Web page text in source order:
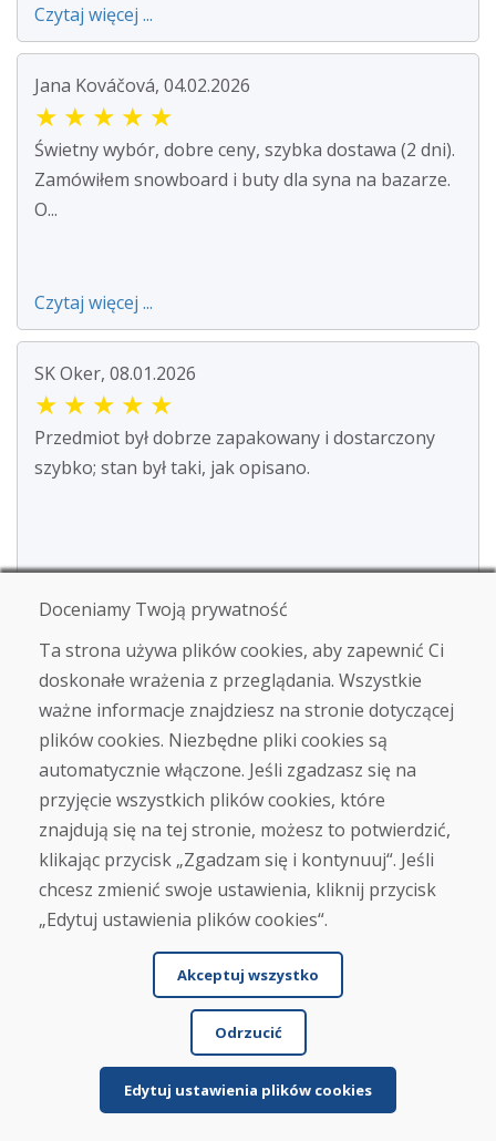
Czytaj więcej ...
Jana Kováčová, 04.02.2026
★ ★ ★ ★ ★
Świetny wybór, dobre ceny, szybka dostawa (2 dni).
Zamówiłem snowboard i buty dla syna na bazarze.
O...
Czytaj więcej ...
SK Oker, 08.01.2026
★ ★ ★ ★ ★
Przedmiot był dobrze zapakowany i dostarczony
szybko; stan był taki, jak opisano.
Jürgen Reinhard , 17.12.2025
★★★★★
Zamówiliśmy parę używanych nart i otrzymaliśmy
je w ciągu czterech dni roboczych. Narty są
Czytaj więcej ...
Napisz recenzję
★★
Doceniamy Twoją prywatność
Ta strona używa plików cookies, aby zapewnić Ci
doskonałe wrażenia z przeglądania. Wszystkie
ważne informacje znajdziesz na stronie dotyczącej
plików cookies. Niezbędne pliki cookies są
automatycznie włączone. Jeśli zgadzasz się na
przyjęcie wszystkich plików cookies, które
znajdują się na tej stronie, możesz to potwierdzić,
klikając przycisk „Zgadzam się i kontynuuj“. Jeśli
chcesz zmienić swoje ustawienia, kliknij przycisk
„Edytuj ustawienia plików cookies“.
Akceptuj wszystko
Odrzucić
Edytuj ustawienia plików cookies